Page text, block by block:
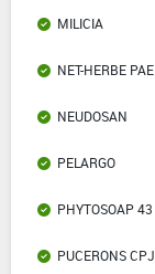
MILICIA
NET-HERBE PAE
NEUDOSAN
PELARGO
PHYTOSOAP 43
PUCERONS CPJ